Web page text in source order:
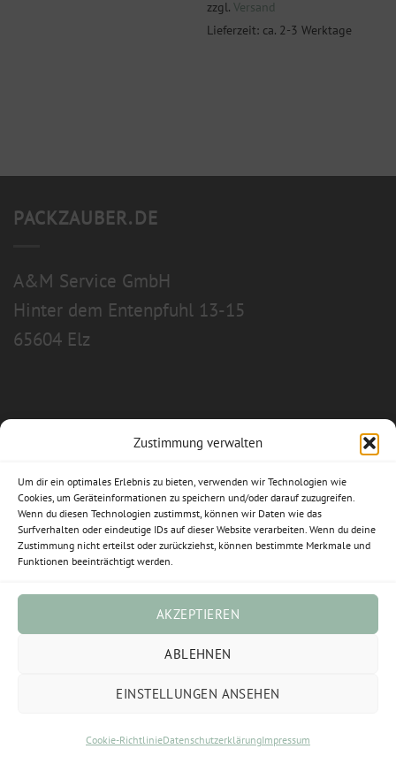
Zustimmung verwalten
Um dir ein optimales Erlebnis zu bieten, verwenden wir Technologien wie
Cookies, um Geräteinformationen zu speichern und/oder darauf zuzugreifen.
Wenn du diesen Technologien zustimmst, können wir Daten wie das
Surfverhalten oder eindeutige IDs auf dieser Website verarbeiten. Wenn du deine
Zustimmung nicht erteilst oder zurückziehst, können bestimmte Merkmale und
Funktionen beeinträchtigt werden.
AKZEPTIEREN
ABLEHNEN
EINSTELLUNGEN ANSEHEN
Cookie-RichtlinieDatenschutzerklärungImpressum
zzgl. Versand
Lieferzeit: ca. 2-3 Werktage
PACKZAUBER.DE
A&M Service GmbH
Hinter dem Entenpfuhl 13-15
65604 Elz
Allgemeine Geschäftsbedingungen
Impressum
Datenschutzerklärung
Widerrufsbelehrung
Cookie-Richtlinie (EU)
Visa PayPalStripe MasterCard